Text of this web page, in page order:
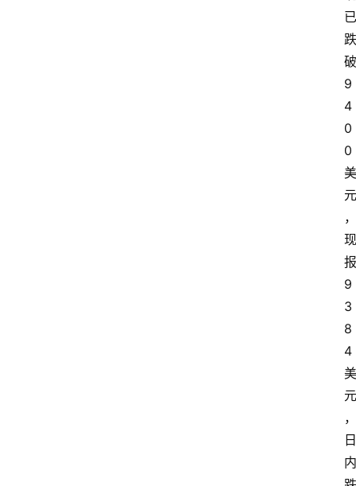
已
跌
破
9
4
0
0
美
元
，
现
报
9
3
8
4
美
元
，
日
内